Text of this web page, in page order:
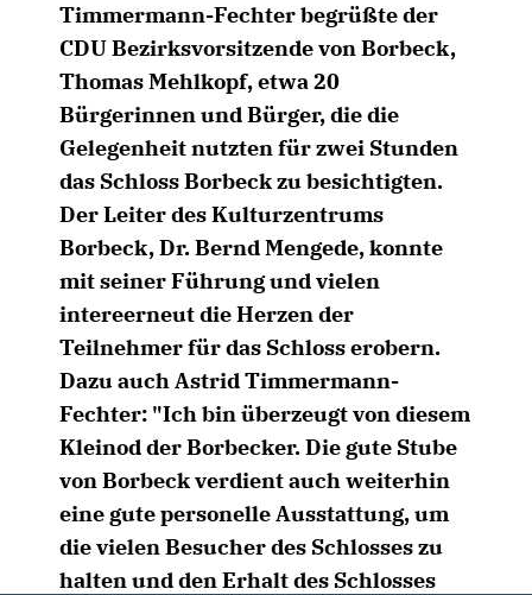
Timmermann-Fechter begrüßte der
CDU Bezirksvorsitzende von Borbeck,
Thomas Mehlkopf, etwa 20
Bürgerinnen und Bürger, die die
Gelegenheit nutzten für zwei Stunden
das Schloss Borbeck zu besichtigten.
Der Leiter des Kulturzentrums
Borbeck, Dr. Bernd Mengede, konnte
mit seiner Führung und vielen
intereerneut die Herzen der
Teilnehmer für das Schloss erobern.
Dazu auch Astrid Timmermann-
Fechter: "Ich bin überzeugt von diesem
Kleinod der Borbecker. Die gute Stube
von Borbeck verdient auch weiterhin
eine gute personelle Ausstattung, um
die vielen Besucher des Schlosses zu
halten und den Erhalt des Schlosses